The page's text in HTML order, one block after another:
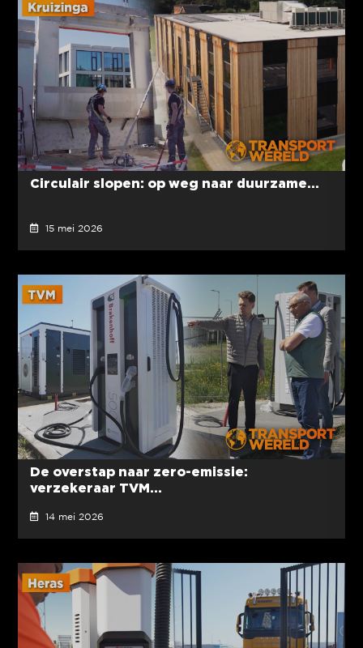
Circulair slopen: op weg naar duurzame...
15 mei 2026
De overstap naar zero-emissie:
verzekeraar TVM...
14 mei 2026